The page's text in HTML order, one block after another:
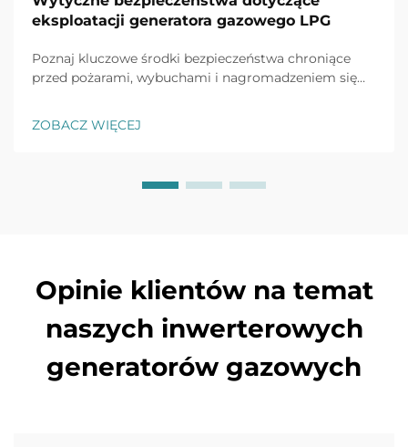
eksploatacji generatora gazowego LPG
Poznaj kluczowe środki bezpieczeństwa chroniące
przed pożarami, wybuchami i nagromadzeniem się
wycieków oraz protokołach postępowania w
ZOBACZ WIĘCEJ
Opinie klientów na temat
naszych inwerterowych
generatorów gazowych